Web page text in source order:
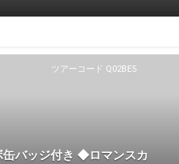
ツアーコード Q02BE5
缶バッジ付き ◆ロマンスカ